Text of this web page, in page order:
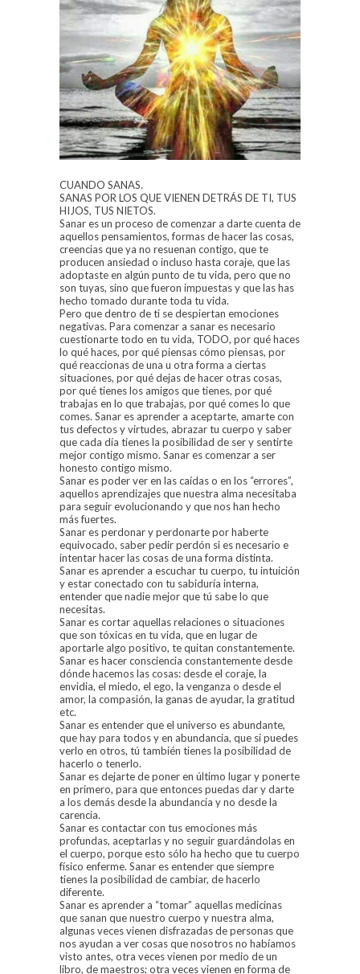
CUANDO SANAS.
SANAS POR LOS QUE VIENEN DETRÁS DE TI, TUS
HIJOS, TUS NIETOS.
Sanar es un proceso de comenzar a darte cuenta de
aquellos pensamientos, formas de hacer las cosas,
creencias que ya no resuenan contigo, que te
producen ansiedad o incluso hasta coraje, que las
adoptaste en algún punto de tu vida, pero que no
son tuyas, sino que fueron impuestas y que las has
hecho tomado durante toda tu vida.
Pero que dentro de ti se despiertan emociones
negativas. Para comenzar a sanar es necesario
cuestionarte todo en tu vida, TODO, por qué haces
lo qué haces, por qué piensas cómo piensas, por
qué reaccionas de una u otra forma a ciertas
situaciones, por qué dejas de hacer otras cosas,
por qué tienes los amigos que tienes, por qué
trabajas en lo que trabajas, por qué comes lo que
comes. Sanar es aprender a aceptarte, amarte con
tus defectos y virtudes, abrazar tu cuerpo y saber
que cada día tienes la posibilidad de ser y sentirte
mejor contigo mismo. Sanar es comenzar a ser
honesto contigo mismo.
Sanar es poder ver en las caídas o en los “errores”,
aquellos aprendizajes que nuestra alma necesitaba
para seguir evolucionando y que nos han hecho
más fuertes.
Sanar es perdonar y perdonarte por haberte
equivocado, saber pedir perdón si es necesario e
intentar hacer las cosas de una forma distinta.
Sanar es aprender a escuchar tu cuerpo, tu intuición
y estar conectado con tu sabiduría interna,
entender que nadie mejor que tú sabe lo que
necesitas.
Sanar es cortar aquellas relaciones o situaciones
que son tóxicas en tu vida, que en lugar de
aportarle algo positivo, te quitan constantemente.
Sanar es hacer consciencia constantemente desde
dónde hacemos las cosas: desde el coraje, la
envidia, el miedo, el ego, la venganza o desde el
amor, la compasión, la ganas de ayudar, la gratitud
etc.
Sanar es entender que el universo es abundante,
que hay para todos y en abundancia, que si puedes
verlo en otros, tú también tienes la posibilidad de
hacerlo o tenerlo.
Sanar es dejarte de poner en último lugar y ponerte
en primero, para que entonces puedas dar y darte
a los demás desde la abundancia y no desde la
carencia.
Sanar es contactar con tus emociones más
profundas, aceptarlas y no seguir guardándolas en
el cuerpo, porque esto sólo ha hecho que tu cuerpo
físico enferme. Sanar es entender que siempre
tienes la posibilidad de cambiar, de hacerlo
diferente.
Sanar es aprender a “tomar” aquellas medicinas
que sanan que nuestro cuerpo y nuestra alma,
algunas veces vienen disfrazadas de personas que
nos ayudan a ver cosas que nosotros no habíamos
visto antes, otra veces vienen por medio de un
libro, de maestros; otra veces vienen en forma de